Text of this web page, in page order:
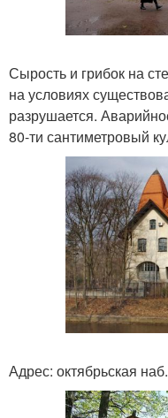
Сырость и грибок на
на условиях
разрушается.
80-ти сантиметровый
Адрес: октябрьская